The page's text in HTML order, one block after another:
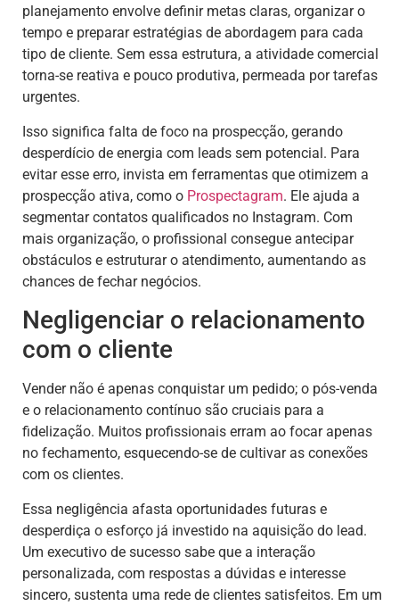
planejamento envolve definir metas claras, organizar o
tempo e preparar estratégias de abordagem para cada
tipo de cliente. Sem essa estrutura, a atividade comercial
torna-se reativa e pouco produtiva, permeada por tarefas
urgentes.
Isso significa falta de foco na prospecção, gerando
desperdício de energia com leads sem potencial. Para
evitar esse erro, invista em ferramentas que otimizem a
prospecção ativa, como o Prospectagram. Ele ajuda a
segmentar contatos qualificados no Instagram. Com
mais organização, o profissional consegue antecipar
obstáculos e estruturar o atendimento, aumentando as
chances de fechar negócios.
Negligenciar o relacionamento
com o cliente
Vender não é apenas conquistar um pedido; o pós-venda
e o relacionamento contínuo são cruciais para a
fidelização. Muitos profissionais erram ao focar apenas
no fechamento, esquecendo-se de cultivar as conexões
com os clientes.
Essa negligência afasta oportunidades futuras e
desperdiça o esforço já investido na aquisição do lead.
Um executivo de sucesso sabe que a interação
personalizada, com respostas a dúvidas e interesse
sincero, sustenta uma rede de clientes satisfeitos. Em um